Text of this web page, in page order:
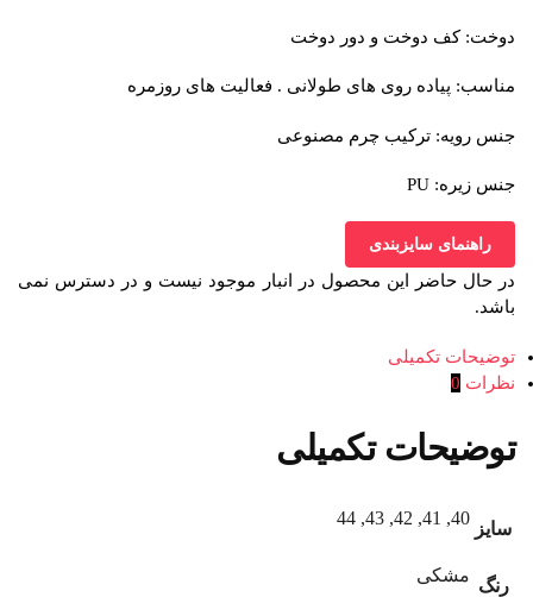
دوخت: کف دوخت و دور دوخت
مناسب: پیاده روی های طولانی . فعالیت های روزمره
جنس رویه: ترکیب چرم مصنوعی
جنس زیره: PU
راهنمای سایزبندی
در حال حاضر این محصول در انبار موجود نیست و در دسترس نمی
باشد.
توضیحات تکمیلی
نظرات 0
توضیحات تکمیلی
سایز
40, 41, 42, 43, 44
رنگ
مشکی